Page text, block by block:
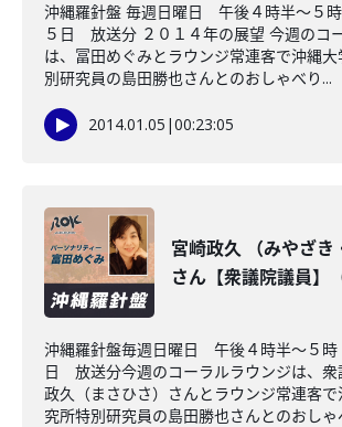
沖縄羅針盤 毎週日曜日 午後４時半〜５
５日 放送分 ２０１４年の展望 今週のコ
は、冨田めぐみとラウンジ常連客で沖縄
別研究員の島田勝也さんとのおしゃべり...
2014.01.05 |00:23:05
宮崎政久 （みやざき
さん【衆議院議員】
沖縄羅針盤毎週日曜日 午後４時半～５
日 放送分今週のコーラルラウンジは、衆
政久（まさひさ）さんとラウンジ常連客
究所特別研究員の島田勝也さんとのおしゃ